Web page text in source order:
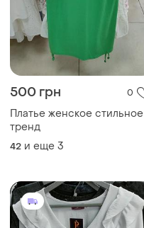
500 грн 0
Платье женское стильное
тренд
42 и еще 3